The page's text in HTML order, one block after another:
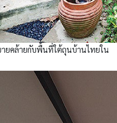
ยคล้ายกับพื้นที่ใต้ถุนบ้านไทยใน